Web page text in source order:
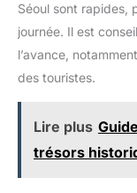
Séoul sont rapides,
journée. Il est
l’avance,
des touristes.
Lire plus
trésors